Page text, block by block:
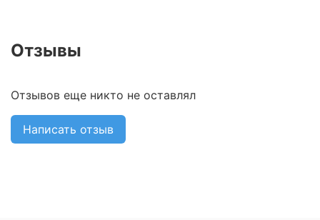
Отзывы
Отзывов еще никто не оставлял
Написать отзыв